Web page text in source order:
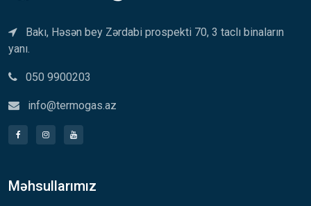
Bakı, Həsən bey Zərdabi prospekti 70, 3 taclı binaların
yanı.
050 9900203
info@termogas.az
Məhsullarımız